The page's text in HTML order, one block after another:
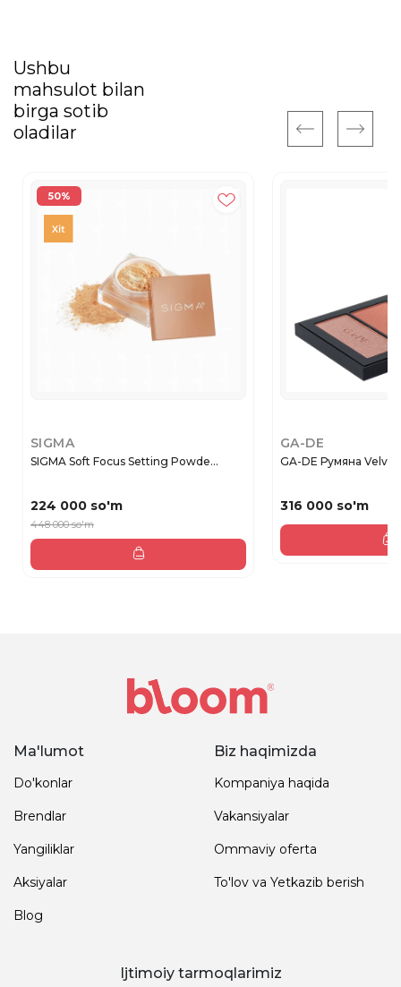
Ushbu
mahsulot bilan
birga sotib
oladilar
50%
SIGMA
SIGMA Soft Focus Setting Powde...
224 000 so'm
448 000 so'm
GA-DE
GA-DE Румяна
316 000 so'm
Ma'lumot
Do'konlar
Brendlar
Yangiliklar
Aksiyalar
Blog
Biz haqimizda
Kompaniya haqida
Vakansiyalar
Ommaviy oferta
To'lov va Yetkazib berish
Ijtimoiy tarmoqlarimiz